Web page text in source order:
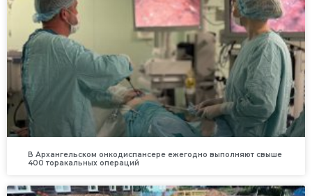
В Архангельском онкодиспансере ежегодно выполняют свыше
400 торакальных операций